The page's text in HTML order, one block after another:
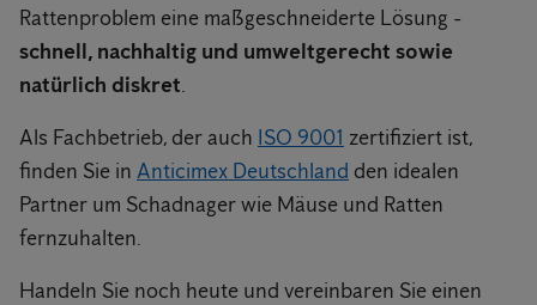
Rattenproblem eine maßgeschneiderte Lösung -
schnell, nachhaltig und umweltgerecht sowie
natürlich diskret.
Als Fachbetrieb, der auch ISO 9001 zertifiziert ist,
finden Sie in Anticimex Deutschland den idealen
Partner um Schadnager wie Mäuse und Ratten
fernzuhalten.
Handeln Sie noch heute und vereinbaren Sie einen